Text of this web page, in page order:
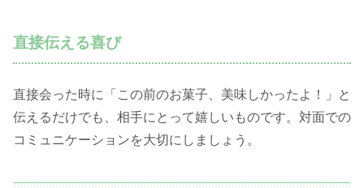
直接伝える喜び
直接会った時に「この前のお菓子、美味しかったよ！」と
伝えるだけでも、相手にとって嬉しいものです。対面での
コミュニケーションを大切にしましょう。